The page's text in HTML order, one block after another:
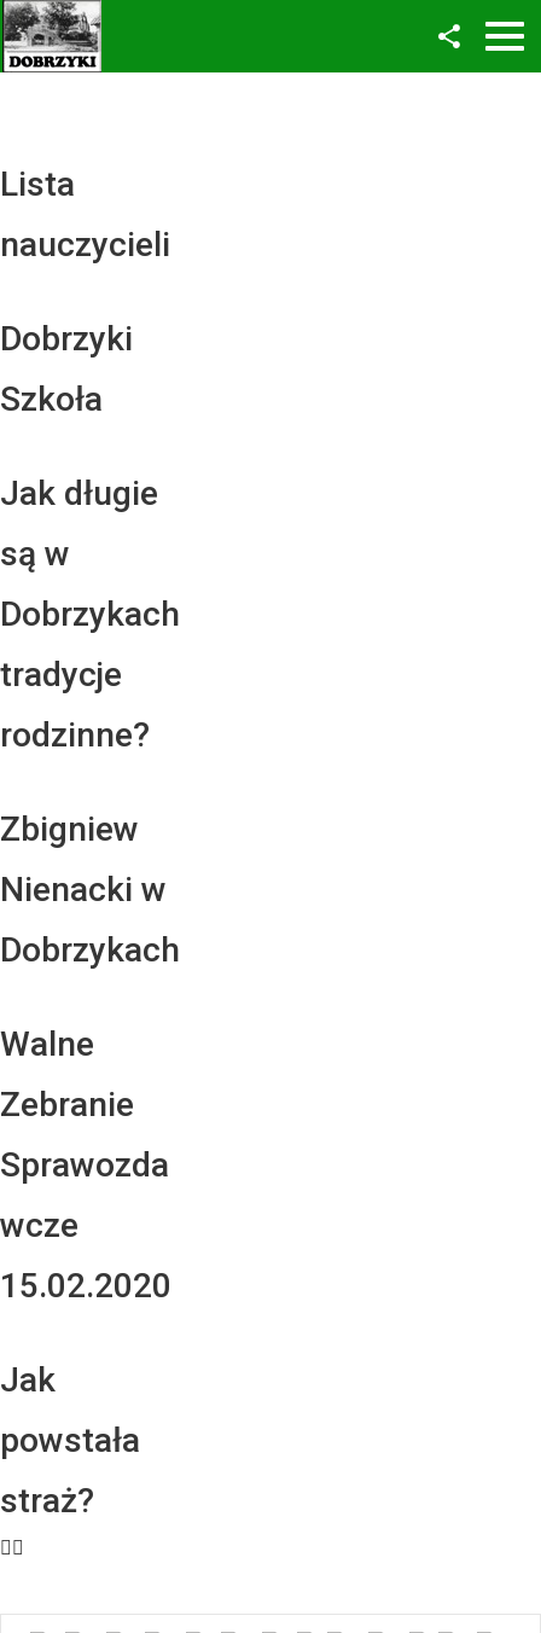
Lista
nauczycieli
Dobrzyki
Szkoła
Jak długie
są w
Dobrzykach
tradycje
rodzinne?
Zbigniew
Nienacki w
Dobrzykach
Walne
Zebranie
Sprawozda
wcze
15.02.2020
Jak
powstała
straż?